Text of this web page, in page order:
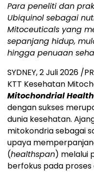
Para peneliti dan
Ubiquinol sebagai
Mitoceuticals yang
sepanjang hidup,
hingga penuaan
SYDNEY, 2 Juli 2026 /
KTT Kesehatan
Mitochondrial
dengan sukses
dunia kesehatan.
mitokondria sebagai
upaya
(healthspan) melalui
berfokus pada proses